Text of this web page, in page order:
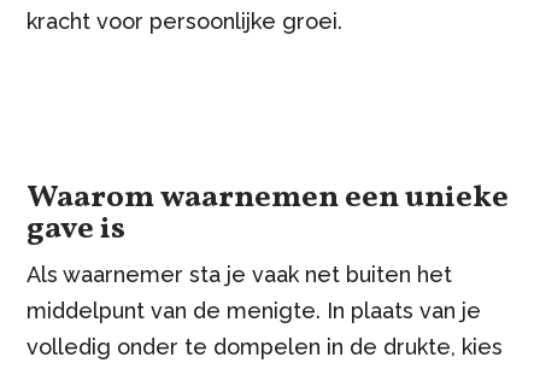
kracht voor persoonlijke groei.
Waarom waarnemen een unieke
gave is
Als waarnemer sta je vaak net buiten het
middelpunt van de menigte. In plaats van je
volledig onder te dompelen in de drukte, kies